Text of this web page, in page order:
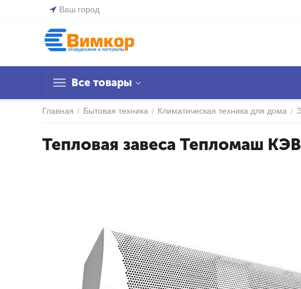
Ваш город
Все товары
Главная / Бытовая техника / Климатическая техника для дома /
Тепловая завеса Тепломаш